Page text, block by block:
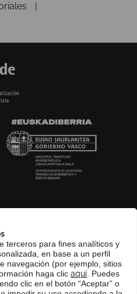
terceros para fines analíticos y
en base a un perfil
navegación (por ejemplo, sitios
haga clic aquí . Puedes
clic en el botón “Aceptar” o
CHANNEL